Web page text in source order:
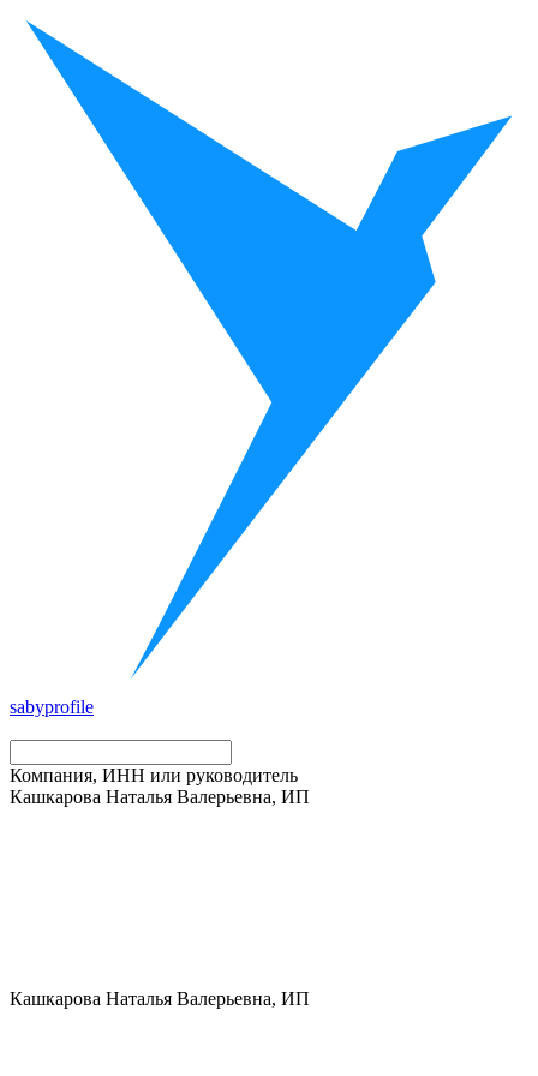
sabyprofile
Компания, ИНН или руководитель
Кашкарова Наталья Валерьевна, ИП
Кашкарова Наталья Валерьевна, ИП